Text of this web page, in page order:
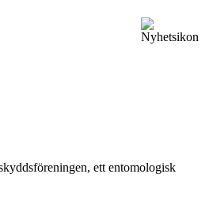
ett entomologisk